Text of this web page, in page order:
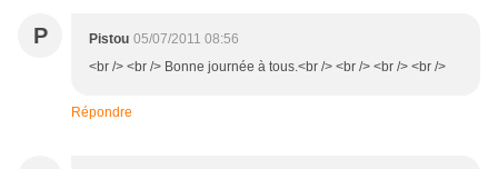
P Pistou 05/07/2011 08:56
<br /> <br /> Bonne journée à tous.<br /> <br /> <br /> <br />
Répondre